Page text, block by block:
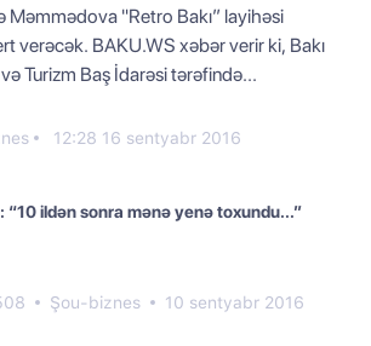
"Retro Bakı” layihəsi
xəbər verir ki, Bakı
Turizm Baş İdarəsi tərəfində...
12:28 16 sentyabr 2016
“10 ildən sonra mənə yenə toxundu...”
Şou-biznes 10 sentyabr 2016